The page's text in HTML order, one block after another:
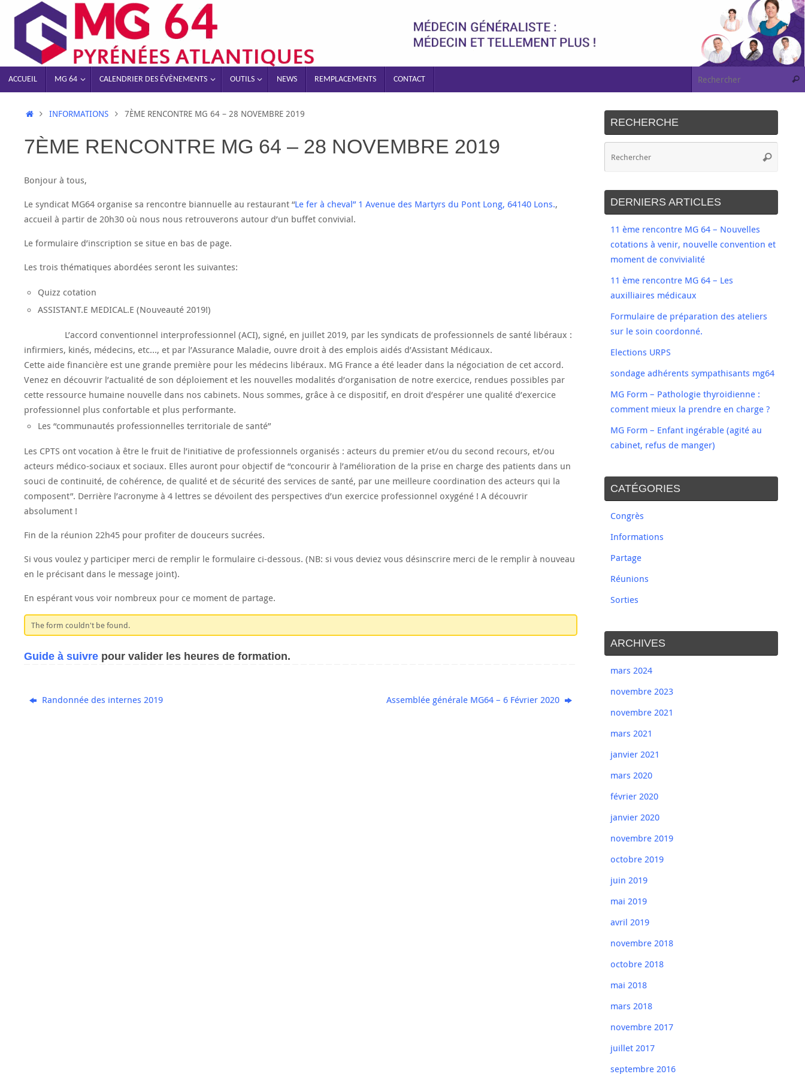
ACCUEIL MG 64 CALENDRIER DES ÉVÈNEMENTS OUTILS NEWS REMPLACEMENTS CONTACT
INFORMATIONS 7ÈME RENCONTRE MG 64 – 28 NOVEMBRE 2019
7ÈME RENCONTRE MG 64 – 28 NOVEMBRE 2019
Bonjour à tous,
Le syndicat MG64 organise sa rencontre biannuelle au restaurant “Le fer à cheval” 1 Avenue des Martyrs du Pont Long, 64140 Lons.,
accueil à partir de 20h30 où nous nous retrouverons autour d’un buffet convivial.
Le formulaire d’inscription se situe en bas de page.
Les trois thématiques abordées seront les suivantes:
Quizz cotation
ASSISTANT.E MEDICAL.E (Nouveauté 2019!)
L’accord conventionnel interprofessionnel (ACI), signé, en juillet 2019, par les syndicats de professionnels de santé libéraux :
infirmiers, kinés, médecins, etc…, et par l’Assurance Maladie, ouvre droit à des emplois aidés d’Assistant Médicaux.
Cette aide financière est une grande première pour les médecins libéraux. MG France a été leader dans la négociation de cet accord.
Venez en découvrir l’actualité de son déploiement et les nouvelles modalités d’organisation de notre exercice, rendues possibles par
cette ressource humaine nouvelle dans nos cabinets. Nous sommes, grâce à ce dispositif, en droit d’espérer une qualité d’exercice
professionnel plus confortable et plus performante.
Les “communautés professionnelles territoriale de santé”
Les CPTS ont vocation à être le fruit de l’initiative de professionnels organisés : acteurs du premier et/ou du second recours, et/ou
acteurs médico-sociaux et sociaux. Elles auront pour objectif de “concourir à l’amélioration de la prise en charge des patients dans un
souci de continuité, de cohérence, de qualité et de sécurité des services de santé, par une meilleure coordination des acteurs qui la
composent”. Derrière l’acronyme à 4 lettres se dévoilent des perspectives d’un exercice professionnel oxygéné ! A découvrir
absolument !
Fin de la réunion 22h45 pour profiter de douceurs sucrées.
Si vous voulez y participer merci de remplir le formulaire ci-dessous. (NB: si vous deviez vous désinscrire merci de le remplir à nouveau
en le précisant dans le message joint).
En espérant vous voir nombreux pour ce moment de partage.
The form couldn't be found.
Guide à suivre pour valider les heures de formation.
Randonnée des internes 2019 Assemblée générale MG64 – 6 Février 2020
RECHERCHE
DERNIERS ARTICLES
11 ème rencontre MG 64 – Nouvelles
cotations à venir, nouvelle convention et
moment de convivialité
11 ème rencontre MG 64 – Les
auxilliaires médicaux
Formulaire de préparation des ateliers
sur le soin coordonné.
Elections URPS
sondage adhérents sympathisants mg64
MG Form – Pathologie thyroidienne :
comment mieux la prendre en charge ?
MG Form – Enfant ingérable (agité au
cabinet, refus de manger)
CATÉGORIES
Congrès
Informations
Partage
Réunions
Sorties
ARCHIVES
mars 2024
novembre 2023
novembre 2021
mars 2021
janvier 2021
mars 2020
février 2020
janvier 2020
novembre 2019
octobre 2019
juin 2019
mai 2019
avril 2019
novembre 2018
octobre 2018
mai 2018
mars 2018
novembre 2017
juillet 2017
septembre 2016